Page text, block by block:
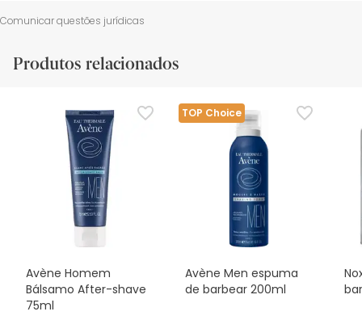
Comunicar questões jurídicas
Produtos relacionados
Avène Homem
Bálsamo After-shave
75ml
TOP Choice
Avène Men espuma
de barbear 200ml